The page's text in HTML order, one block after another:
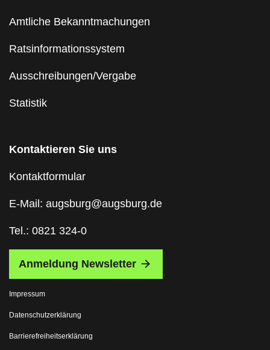
Amtliche Bekanntmachungen
Ratsinformationssystem
Ausschreibungen/Vergabe
Statistik
Kontaktieren Sie uns
Kontaktformular
E-Mail: augsburg@augsburg.de
Tel.: 0821 324-0
Anmeldung Newsletter
Impressum
Datenschutzerklärung
Barrierefreiheitserklärung